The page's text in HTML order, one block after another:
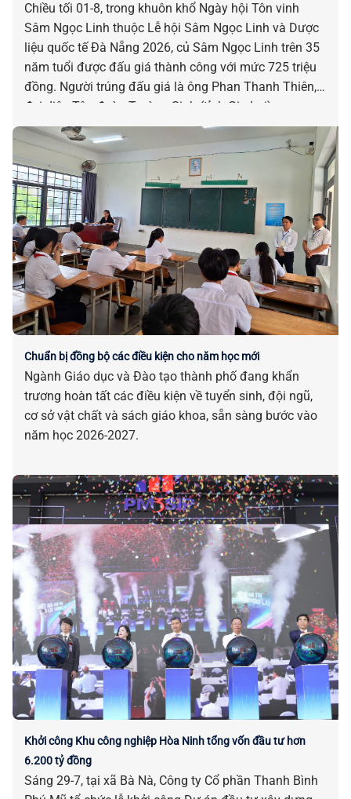
Chiều tối 01-8, trong khuôn khổ Ngày hội Tôn vinh
Sâm Ngọc Linh thuộc Lễ hội Sâm Ngọc Linh và Dược
liệu quốc tế Đà Nẵng 2026, củ Sâm Ngọc Linh trên 35
năm tuổi được đấu giá thành công với mức 725 triệu
đồng. Người trúng đấu giá là ông Phan Thanh Thiên,
đại diện Tập đoàn Trường Sinh (tỉnh Gia Lai).
Chuẩn bị đồng bộ các điều kiện cho năm học mới
Ngành Giáo dục và Đào tạo thành phố đang khẩn
trương hoàn tất các điều kiện về tuyển sinh, đội ngũ,
cơ sở vật chất và sách giáo khoa, sẵn sàng bước vào
năm học 2026-2027.
Khởi công Khu công nghiệp Hòa Ninh tổng vốn đầu tư hơn
6.200 tỷ đồng
Sáng 29-7, tại xã Bà Nà, Công ty Cổ phần Thanh Bình